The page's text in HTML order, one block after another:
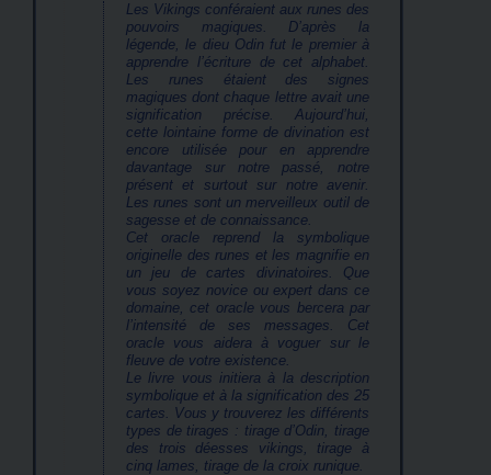
Les Vikings conféraient aux runes des
pouvoirs magiques. D’après la
légende, le dieu Odin fut le premier à
apprendre l’écriture de cet alphabet.
Les runes étaient des signes
magiques dont chaque lettre avait une
signification précise. Aujourd’hui,
cette lointaine forme de divination est
encore utilisée pour en apprendre
davantage sur notre passé, notre
présent et surtout sur notre avenir.
Les runes sont un merveilleux outil de
sagesse et de connaissance.
Cet oracle reprend la symbolique
originelle des runes et les magnifie en
un jeu de cartes divinatoires. Que
vous soyez novice ou expert dans ce
domaine, cet oracle vous bercera par
l’intensité de ses messages. Cet
oracle vous aidera à voguer sur le
fleuve de votre existence.
Le livre vous initiera à la description
symbolique et à la signification des 25
cartes. Vous y trouverez les différents
types de tirages : tirage d’Odin, tirage
des trois déesses vikings, tirage à
cinq lames, tirage de la croix runique.